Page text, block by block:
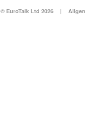
© EuroTalk Ltd 2026 |